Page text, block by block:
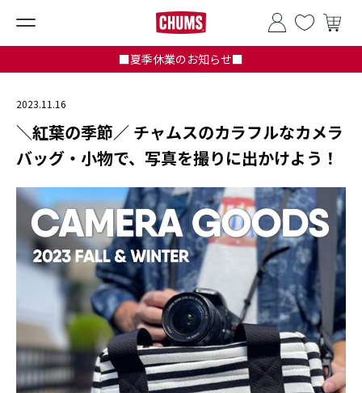
■夏季休業のお知らせ■
2023.11.16
＼紅葉の季節／ チャムスのカラフルなカメラ
バッグ・小物で、写真を撮りに出かけよう！